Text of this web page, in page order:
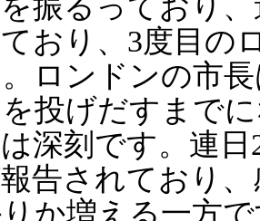
おり、3度目の
ロンドンの市
投げだすまで
深刻です。連
告されており
か増える一方